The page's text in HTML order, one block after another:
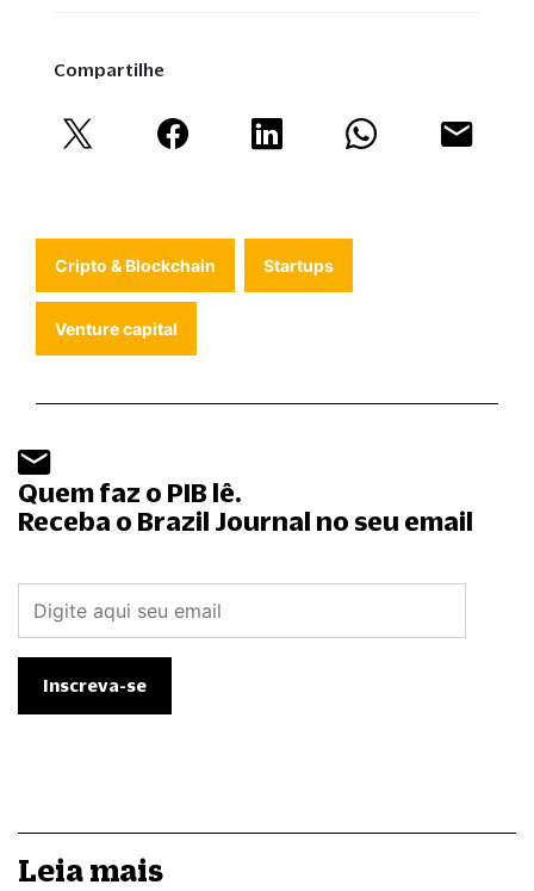
Compartilhe
Cripto & Blockchain Startups
Venture capital
Quem faz o PIB lê.
Receba o Brazil Journal no seu email
Leia mais